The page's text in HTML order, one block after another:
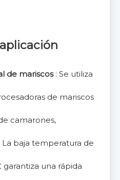
de mariscos : Se utiliza
de mariscos
camarones,
baja temperatura de
una rápida